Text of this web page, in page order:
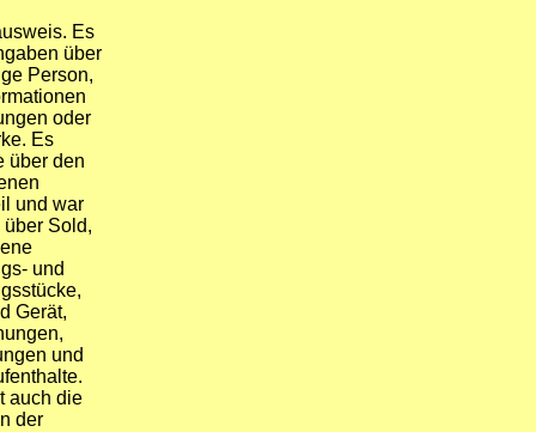
Es
über
Person,
oder
Es
über den
und war
Sold,
und
Gerät,
und
auch die
der